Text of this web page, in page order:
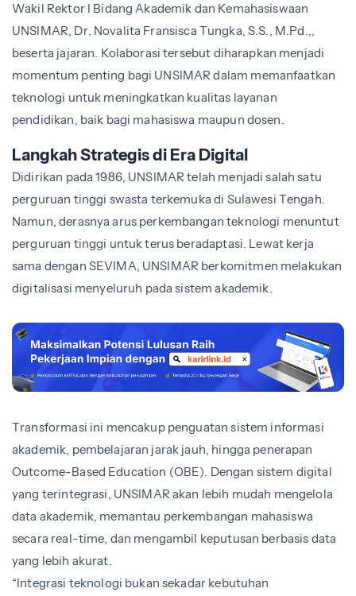
Wakil Rektor I Bidang Akademik dan Kemahasiswaan
UNSIMAR, Dr. Novalita Fransisca Tungka, S.S., M.Pd.,,
beserta jajaran. Kolaborasi tersebut diharapkan menjadi
momentum penting bagi UNSIMAR dalam memanfaatkan
teknologi untuk meningkatkan kualitas layanan
pendidikan, baik bagi mahasiswa maupun dosen.
Langkah Strategis di Era Digital
Didirikan pada 1986, UNSIMAR telah menjadi salah satu
perguruan tinggi swasta terkemuka di Sulawesi Tengah.
Namun, derasnya arus perkembangan teknologi menuntut
perguruan tinggi untuk terus beradaptasi. Lewat kerja
sama dengan SEVIMA, UNSIMAR berkomitmen melakukan
digitalisasi menyeluruh pada sistem akademik.
Transformasi ini mencakup penguatan sistem informasi
akademik, pembelajaran jarak jauh, hingga penerapan
Outcome-Based Education (OBE). Dengan sistem digital
yang terintegrasi, UNSIMAR akan lebih mudah mengelola
data akademik, memantau perkembangan mahasiswa
secara real-time, dan mengambil keputusan berbasis data
yang lebih akurat.
“Integrasi teknologi bukan sekadar kebutuhan